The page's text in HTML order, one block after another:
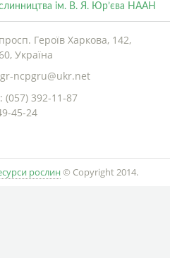
ім. В. Я. Юр’єва НААН
Героїв Харкова, 142,
Україна
ncpgru@ukr.net
(057) 392-11-87
45-24
рослин © Copyright 2014.